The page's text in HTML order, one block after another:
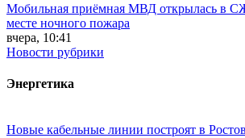
Мобильная приёмная МВД открылась в
месте ночного пожара
вчера, 10:41
Новости рубрики
Энергетика
Новые кабельные линии построят в